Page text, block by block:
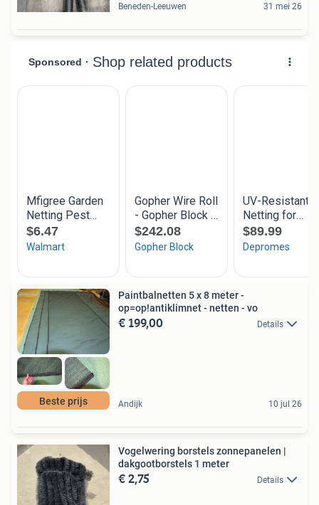
Beneden-Leeuwen 31 mei 26
Beste prijs
Paintbalnetten 5 x 8 meter -
op=op!antiklimnet - netten - vo
€ 199,00 Details
Andijk 10 jul 26
Vogelwering borstels zonnepanelen |
dakgootborstels 1 meter
€ 2,75 Details